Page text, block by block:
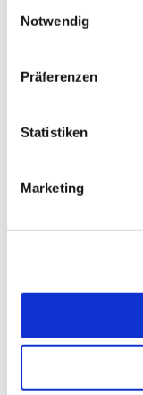
Notwendig
Präferenzen
Statistiken
Marketing